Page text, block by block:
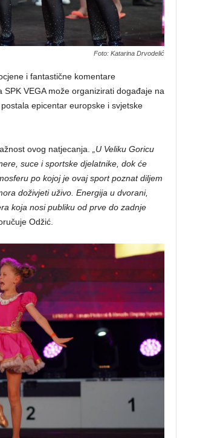
Foto: Katarina Drvodelić
i fantastične komentare
VEGA može organizirati događaje na
epicentar europske i svjetske
ovog natjecanja.
„U Veliku Goricu
suce i sportske djelatnike, dok će
po kojoj je ovaj sport poznat diljem
doživjeti uživo. Energija u dvorani,
koja nosi publiku od prve do zadnje
Odžić.